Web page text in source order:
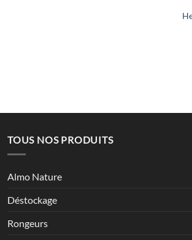
TOUS NOS PRODUITS
Almo Nature
Déstockage
Rongeurs